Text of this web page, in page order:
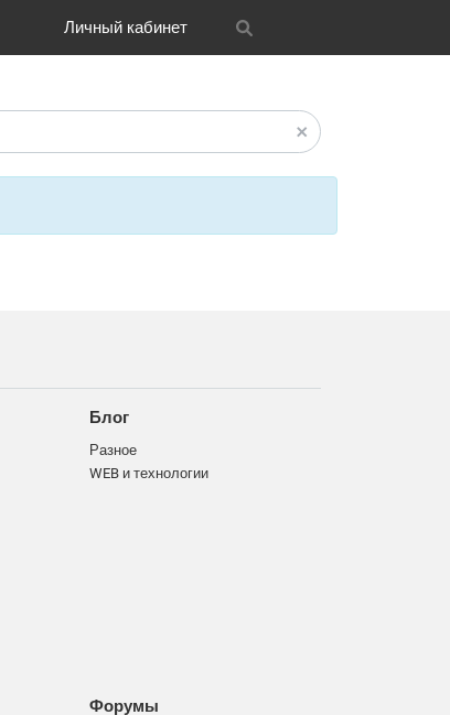
Личный кабинет
Блог
Разное
WEB и технологии
Форумы